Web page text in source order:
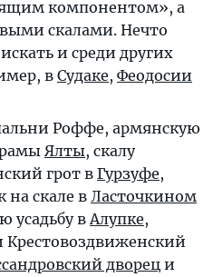
компонентом», а
скалами. Нечто
и среди других
в Судаке, Феодосии
Роффе, армянскую
Ялты, скалу
грот в Гурзуфе,
скале в Ласточкином
усадьбу вАлупке,
дворец и